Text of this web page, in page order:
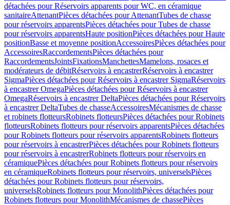
détachées pour Réservoirs apparents pour WC, en céramique
sanitaireAttenantPièces détachées pour AttenantTubes de chasse
pour réservoirs apparentsPièces détachées pour Tubes de chasse
pour réservoirs apparentsHaute positionPièces détachées pour Haute
positionBasse et moyenne positionAccessoiresPièces détachées pour
AccessoiresRaccordementsPièces détachées pour
RaccordementsJointsFixationsManchettesMamelons, rosaces et
modérateurs de débitRéservoirs à encastrerRéservoirs à encastrer
SigmaPièces détachées pour Réservoirs à encastrer SigmaRéservoirs
à encastrer OmegaPièces détachées pour Réservoirs à encastrer
OmegaRéservoirs à encastrer DeltaPièces détachées pour Réservoirs
à encastrer DeltaTubes de chasseAccessoiresMécanismes de chasse
et robinets flotteursRobinets flotteursPièces détachées pour Robinets
flotteursRobinets flotteurs pour réservoirs apparentsPièces détachées
pour Robinets flotteurs pour réservoirs apparentsRobinets flotteurs
pour réservoirs à encastrerPièces détachées pour Robinets flotteurs
pour réservoirs à encastrerRobinets flotteurs pour réservoirs en
céramiquePièces détachées pour Robinets flotteurs pour réservoirs
en céramiqueRobinets flotteurs pour réservoirs, universelsPièces
détachées pour Robinets flotteurs pour réservoirs,
universelsRobinets flotteurs pour MonolithPièces détachées pour
Robinets flotteurs pour MonolithMécanismes de chassePièces